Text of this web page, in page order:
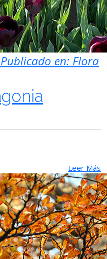
Publicado en: Flora
Leer Más